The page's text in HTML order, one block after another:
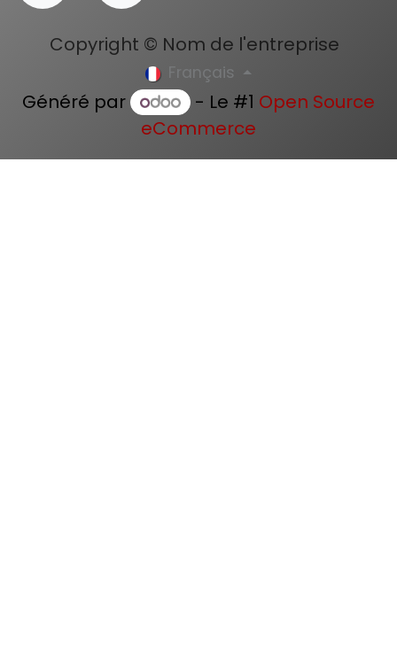
Copyright © Nom de l'entreprise
Français
Généré par - Le #1 Open Source
eCommerce